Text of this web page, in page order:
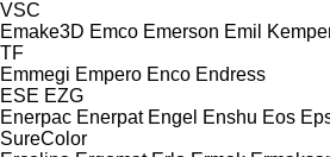
VSC
Emake3D Emco Emerson Emil
TF
Emmegi Empero Enco Endress
ESE EZG
Enerpac Enerpat Engel Enshu Eos
SureColor